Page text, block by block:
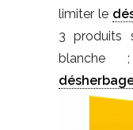
limiter le
3 produits
blanche